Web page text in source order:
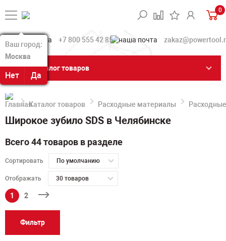
Ваш город:
Москва
Нет Да
Ваш город:
Москва
Нет Да
0
+7 800 555 42 85
Каталог товаров
Каталог товаров Расходные материалы
Широкое зубило SDS в Челябинске
Всего 44 товаров в разделе
Сортировать По умолчанию
Отображать 30 товаров
1 2
Фильтр